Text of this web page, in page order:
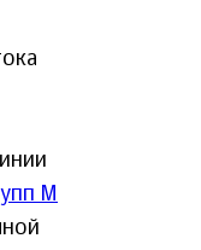
M